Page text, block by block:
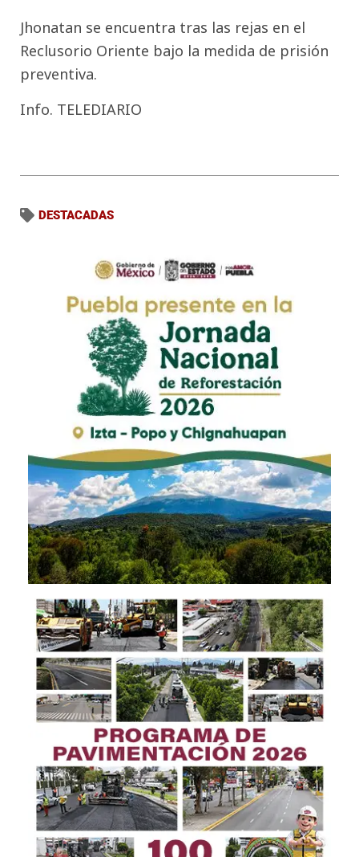
Jhonatan se encuentra tras las rejas en el
Reclusorio Oriente bajo la medida de prisión
preventiva.
Info. TELEDIARIO
DESTACADAS